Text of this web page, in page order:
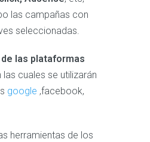
las campañas con
seleccionadas.
las plataformas
cuales se utilizarán
google ,facebook,
herramientas de los